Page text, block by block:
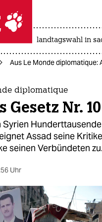
 taz zahl ich
taz zahl ich
landtagswahl in
Aus Le Monde diplomatique:
diplomatique
Gesetz Nr. 10
Syrien
Assad seine
seinen Verbündeten zu.
Uhr